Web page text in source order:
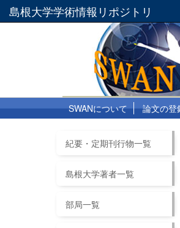
島根大学学術情報リポジトリ
SWANについて 論文の登
紀要・定期刊行物一覧
島根大学著者一覧
部局一覧